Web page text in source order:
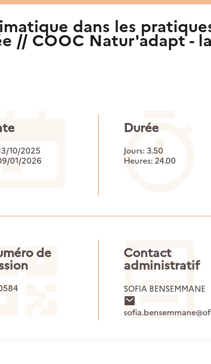
dans les
// COOC Natur'adapt -
10/2025
01/2026
Durée
Jours: 3.50
Heures: 24.00
de Contact
administratif
SOFIA BENSEMMANE